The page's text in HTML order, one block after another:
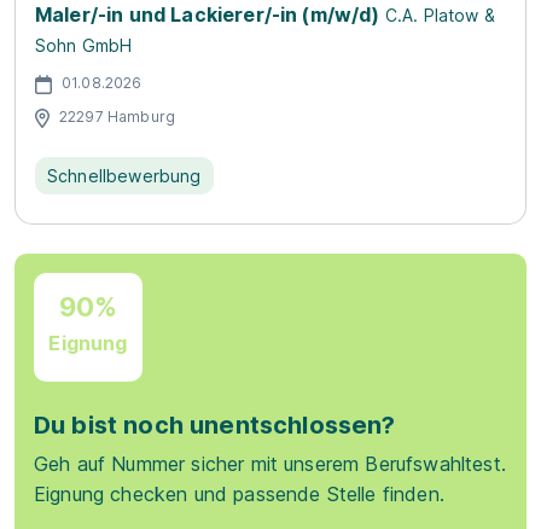
Maler/-in und Lackierer/-in (m/w/d) C.A. Platow &
Sohn GmbH
01.08.2026
22297 Hamburg
Schnellbewerbung
90%
Eignung
Du bist noch unentschlossen?
Geh auf Nummer sicher mit unserem Berufswahltest.
Eignung checken und passende Stelle finden.